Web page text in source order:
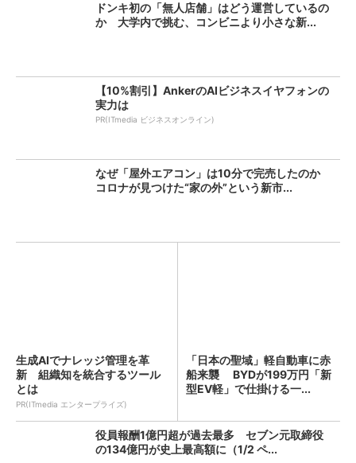
ドンキ初の「無人店舗」はどう運営しているの
か 大学内で挑む、コンビニより小さな新...
【10%割引】AnkerのAIビジネスイヤフォンの
実力は
PR(ITmedia ビジネスオンライン)
なぜ「屋外エアコン」は10分で完売したのか
コロナが見つけた“家の外”という新市...
生成AIでナレッジ管理を革
新 組織知を統合するツール
とは
PR(ITmedia エンタープライズ)
「日本の聖域」軽自動車に赤
船来襲 BYDが199万円「新
型EV軽」で仕掛ける一...
役員報酬1億円超が過去最多 セブン元取締役
の134億円が史上最高額に（1/2 ペ...